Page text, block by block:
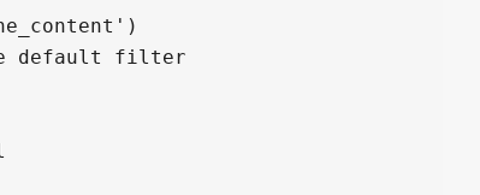
default filter